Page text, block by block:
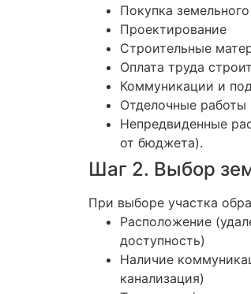
Покупка
Проектирование
Строительные
Оплата труда
Коммуникации и
Отделочные работы
Непредвиденные
от бюджета).
Шаг 2. Выбор
При выборе участка
Расположение
доступность)
Наличие
канализация)